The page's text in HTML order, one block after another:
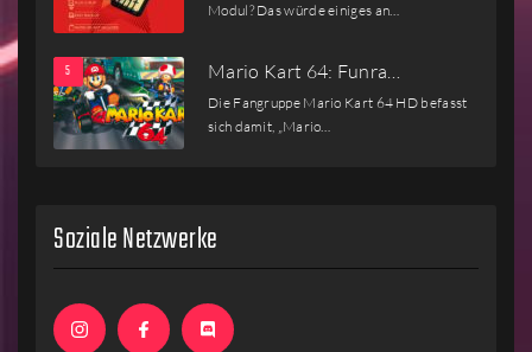
Modul? Das würde einiges an…
Mario Kart 64: Funra…
Die Fangruppe Mario Kart 64 HD befasst
sich damit, „Mario…
Soziale Netzwerke